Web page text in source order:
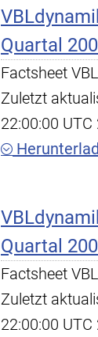
Quartal
Factsheet
Zuletzt
22:00:00 UTC
Quartal
Factsheet
Zuletzt
22:00:00 UTC